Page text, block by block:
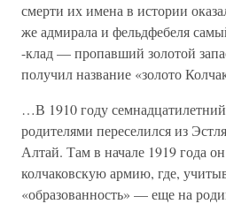
смерти их имена в истории
же адмирала и фельдфебеля
-клад — пропавший золотой
получил название «золото
…В 1910 году
родителями переселился из
Алтай. Там в начале 1919 года
колчаковскую армию, где,
«образованность» — еще на